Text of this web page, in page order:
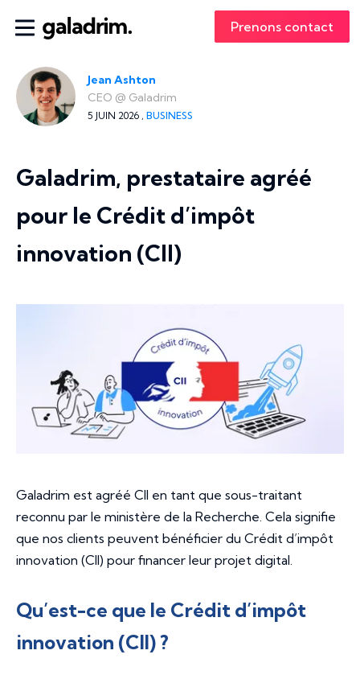
Prenons contact
Jean Ashton
CEO @ Galadrim
5 JUIN 2026 , BUSINESS
Galadrim, prestataire agréé
pour le Crédit d’impôt
innovation (CII)
Galadrim est agréé CII en tant que sous-traitant
reconnu par le ministère de la Recherche. Cela signifie
que nos clients peuvent bénéficier du Crédit d’impôt
innovation (CII) pour financer leur projet digital.
Qu’est-ce que le Crédit d’impôt
innovation (CII) ?